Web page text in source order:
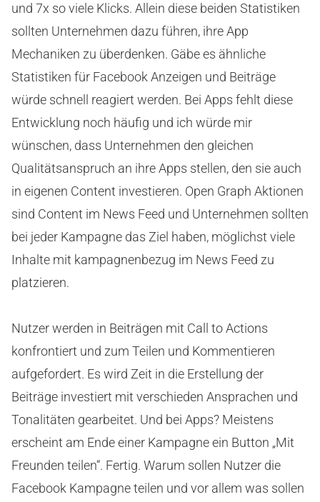
und 7x so viele Klicks. Allein diese beiden Statistiken
sollten Unternehmen dazu führen, ihre App
Mechaniken zu überdenken. Gäbe es ähnliche
Statistiken für Facebook Anzeigen und Beiträge
würde schnell reagiert werden. Bei Apps fehlt diese
Entwicklung noch häufig und ich würde mir
wünschen, dass Unternehmen den gleichen
Qualitätsanspruch an ihre Apps stellen, den sie auch
in eigenen Content investieren. Open Graph Aktionen
sind Content im News Feed und Unternehmen sollten
bei jeder Kampagne das Ziel haben, möglichst viele
Inhalte mit kampagnenbezug im News Feed zu
platzieren.
Nutzer werden in Beiträgen mit Call to Actions
konfrontiert und zum Teilen und Kommentieren
aufgefordert. Es wird Zeit in die Erstellung der
Beiträge investiert mit verschieden Ansprachen und
Tonalitäten gearbeitet. Und bei Apps? Meistens
erscheint am Ende einer Kampagne ein Button „Mit
Freunden teilen“. Fertig. Warum sollen Nutzer die
Facebook Kampagne teilen und vor allem was sollen